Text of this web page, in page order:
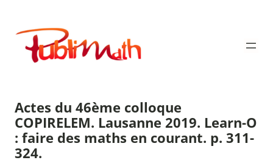
contenu
Publimath
Actes du 46ème colloque
COPIRELEM. Lausanne 2019. Learn-O
: faire des maths en courant. p. 311-
324.